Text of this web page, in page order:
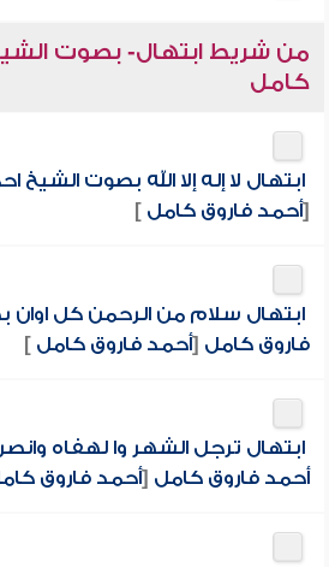
من شريط ابتهال- بصوت
كامل
ابتهال لا إله إلا الله بصوت الشيخ
[أحمد فاروق كامل]
ابتهال سلام من الرحمن كل اوان
فاروق كامل [أحمد فاروق كامل]
ابتهال ترجل الشهر وا لهفاه
أحمد فاروق كامل [أحمد فاروق